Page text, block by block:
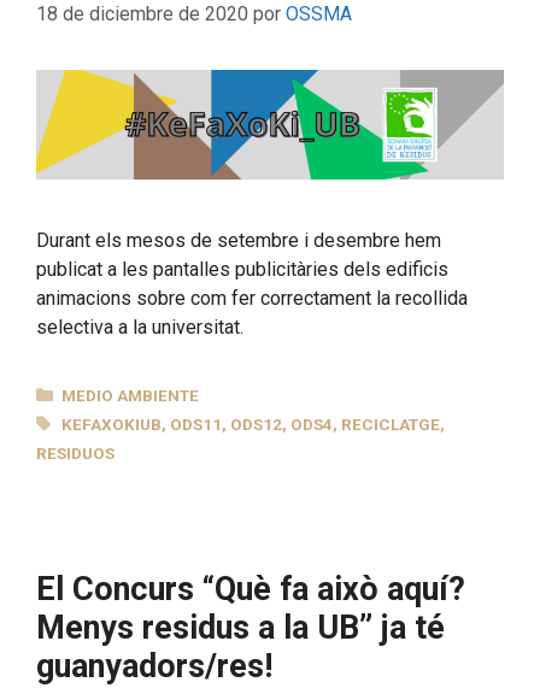
18 de diciembre de 2020 por OSSMA
Durant els mesos de setembre i desembre hem
publicat a les pantalles publicitàries dels edificis
animacions sobre com fer correctament la recollida
selectiva a la universitat.
CATEGORÍAS
MEDIO AMBIENTE
ETIQUETAS
KEFAXOKIUB, ODS11, ODS12, ODS4, RECICLATGE,
RESIDUOS
El Concurs “Què fa això aquí?
Menys residus a la UB” ja té
guanyadors/res!